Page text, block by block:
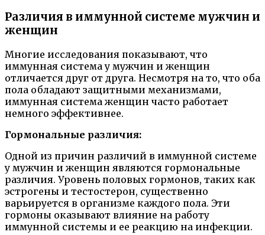
Различия в иммунной системе мужчин и
женщин
Многие исследования показывают, что
иммунная система у мужчин и женщин
отличается друг от друга. Несмотря на то, что оба
пола обладают защитными механизмами,
иммунная система женщин часто работает
немного эффективнее.
Гормональные различия:
Одной из причин различий в иммунной системе
у мужчин и женщин являются гормональные
различия. Уровень половых гормонов, таких как
эстрогены и тестостерон, существенно
варьируется в организме каждого пола. Эти
гормоны оказывают влияние на работу
иммунной системы и ее реакцию на инфекции.